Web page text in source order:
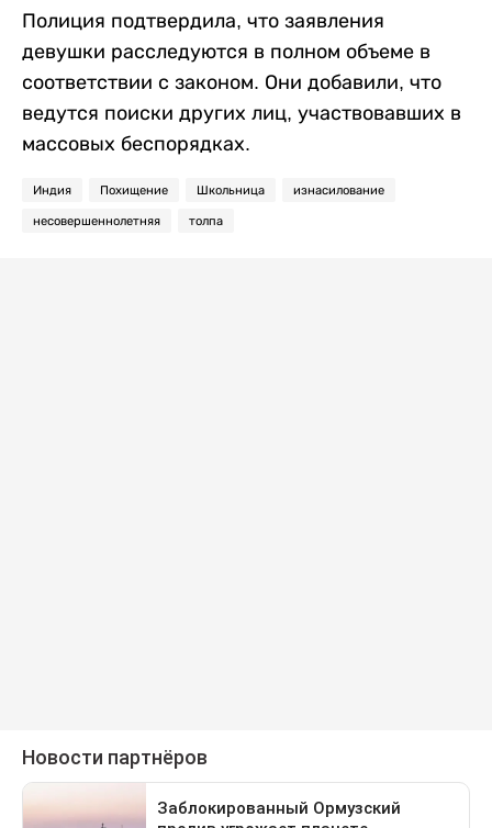
Полиция подтвердила, что заявления
девушки расследуются в полном объеме в
соответствии с законом. Они добавили, что
ведутся поиски других лиц, участвовавших в
массовых беспорядках.
Индия Похищение Школьница изнасилование
несовершеннолетняя толпа